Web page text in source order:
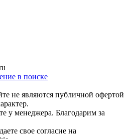
в поиске
являются публичной офертой
у менеджера. Благодарим за
свое согласие на